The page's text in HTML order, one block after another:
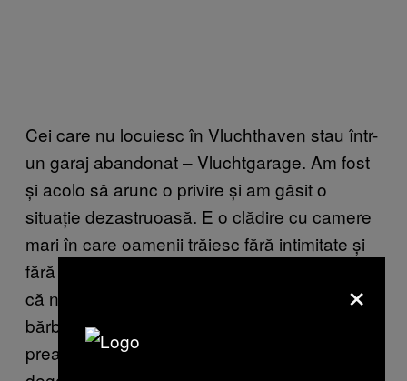
Cei care nu locuiesc în Vluchthaven stau într-
un garaj abandonat – Vluchtgarage. Am fost
și acolo să arunc o privire și am găsit o
situație dezastruoasă. E o clădire cu camere
mari în care oamenii trăiesc fără intimitate și
fără căldură. Femeile nu pot trăi acolo pentru
că nu sunt în siguranță. Peste o sută de
bărbați locuiesc în dormitoare improvizate. Nu
prea aveau nimic de făcut, doar stăteau
×